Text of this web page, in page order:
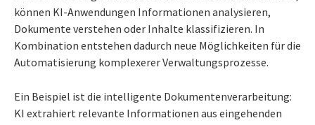
können KI-Anwendungen Informationen analysieren,
Dokumente verstehen oder Inhalte klassifizieren. In
Kombination entstehen dadurch neue Möglichkeiten für die
Automatisierung komplexerer Verwaltungsprozesse.
Ein Beispiel ist die intelligente Dokumentenverarbeitung:
KI extrahiert relevante Informationen aus eingehenden